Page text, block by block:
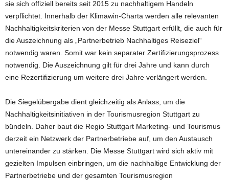
sie sich offiziell bereits seit 2015 zu nachhaltigem Handeln
verpflichtet. Innerhalb der Klimawin-Charta werden alle relevanten
Nachhaltigkeitskriterien von der Messe Stuttgart erfüllt, die auch für
die Auszeichnung als „Partnerbetrieb Nachhaltiges Reiseziel“
notwendig waren. Somit war kein separater Zertifizierungsprozess
notwendig. Die Auszeichnung gilt für drei Jahre und kann durch
eine Rezertifizierung um weitere drei Jahre verlängert werden.
Die Siegelübergabe dient gleichzeitig als Anlass, um die
Nachhaltigkeitsinitiativen in der Tourismusregion Stuttgart zu
bündeln. Daher baut die Regio Stuttgart Marketing- und Tourismus
derzeit ein Netzwerk der Partnerbetriebe auf, um den Austausch
untereinander zu stärken. Die Messe Stuttgart wird sich aktiv mit
gezielten Impulsen einbringen, um die nachhaltige Entwicklung der
Partnerbetriebe und der gesamten Tourismusregion